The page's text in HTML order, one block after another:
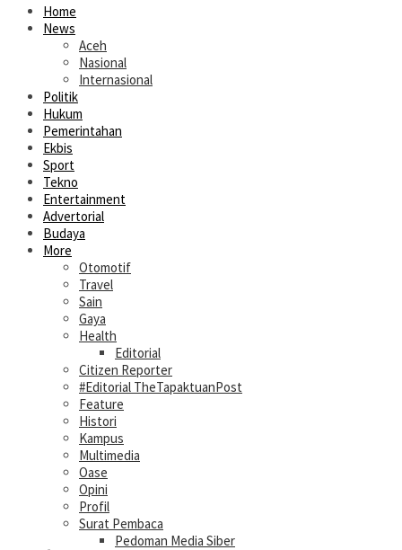
Home
News
Aceh
Nasional
Internasional
Politik
Hukum
Pemerintahan
Ekbis
Sport
Tekno
Entertainment
Advertorial
Budaya
More
Otomotif
Travel
Sain
Gaya
Health
Editorial
Citizen Reporter
#Editorial TheTapaktuanPost
Feature
Histori
Kampus
Multimedia
Oase
Opini
Profil
Surat Pembaca
Pedoman Media Siber